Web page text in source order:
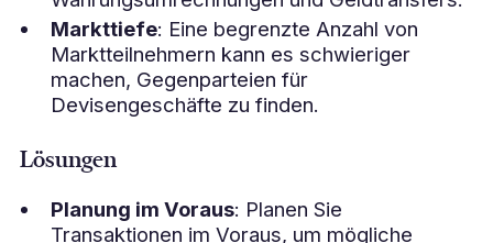
Markttiefe: Eine begrenzte Anzahl von
Marktteilnehmern kann es schwieriger
machen, Gegenparteien für
Devisengeschäfte zu finden.
Lösungen
Planung im Voraus: Planen Sie
Transaktionen im Voraus, um mögliche